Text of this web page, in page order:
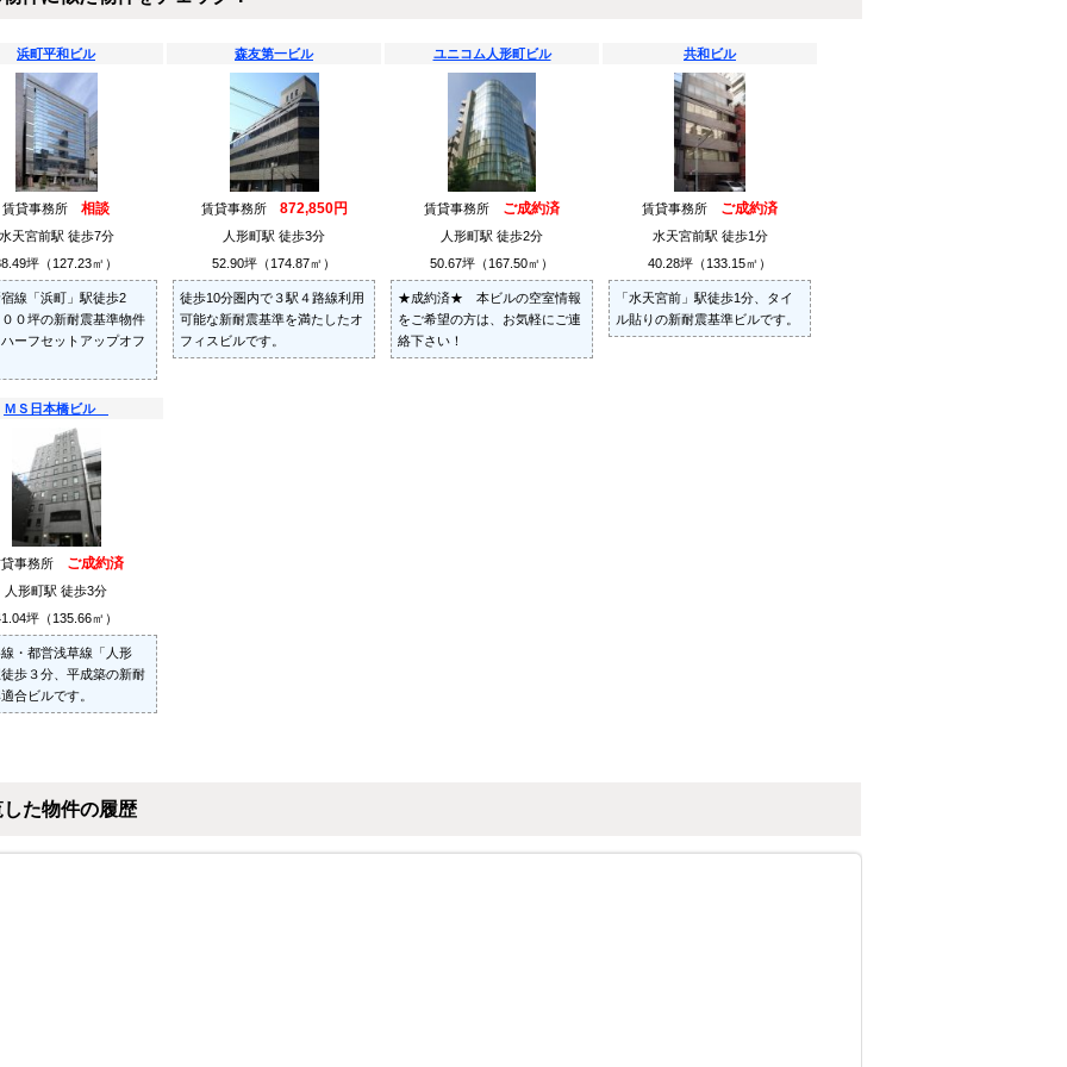
浜町平和ビル
賃貸事務所 相談
水天宮前駅 徒歩7分
坪（127.23㎡）
線「浜町」駅徒歩2
０坪の新耐震基準物件
ーフセットアップオフ
森友第一ビル
賃貸事務所 872,850円
人形町駅 徒歩3分
52.90坪（174.87㎡）
徒歩10分圏内で３駅４路線利用
可能な新耐震基準を満たしたオ
フィスビルです。
ユニコム人形町ビル
賃貸事務所 ご成約済
人形町駅 徒歩2分
50.67坪（167.50㎡）
★成約済★ 本ビルの空室情報
をご希望の方は、お気軽にご連
絡下さい！
共和ビル
賃貸事務所 ご成約済
水天宮前駅 徒歩1分
40.28坪（133.15㎡）
「水天宮前」駅徒歩1分、タイ
ル貼りの新耐震基準ビルです。
ＭＳ日本橋ビル
貸事務所 ご成約済
人形町駅 徒歩3分
坪（135.66㎡）
・都営浅草線「人形
歩３分、平成築の新耐
合ビルです。
した物件の履歴